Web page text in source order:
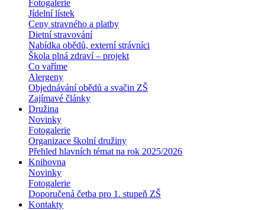
Fotogalerie
Jídelní lístek
Ceny stravného a platby
Dietní stravování
Nabídka obědů, externí strávníci
Škola plná zdraví – projekt
Co vaříme
Alergeny
Objednávání obědů a svačin ZŠ
Zajímavé články
Družina
Novinky
Fotogalerie
Organizace školní družiny
Přehled hlavních témat na rok 2025/2026
Knihovna
Novinky
Fotogalerie
Doporučená četba pro 1. stupeň ZŠ
Kontakty